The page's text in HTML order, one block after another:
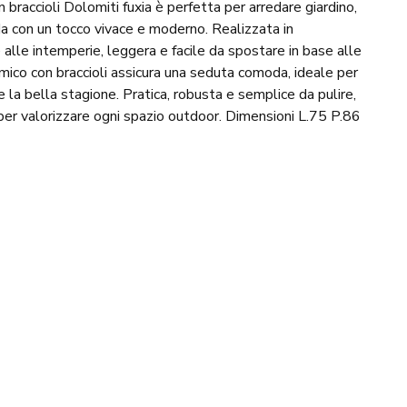
braccioli Dolomiti fuxia è perfetta per arredare giardino,
con un tocco vivace e moderno. Realizzata in
intemperie, leggera e facile da spostare in base alle
con braccioli assicura una seduta comoda, ideale per
la bella stagione. Pratica, robusta e semplice da pulire,
valorizzare ogni spazio outdoor. Dimensioni L.75 P.86